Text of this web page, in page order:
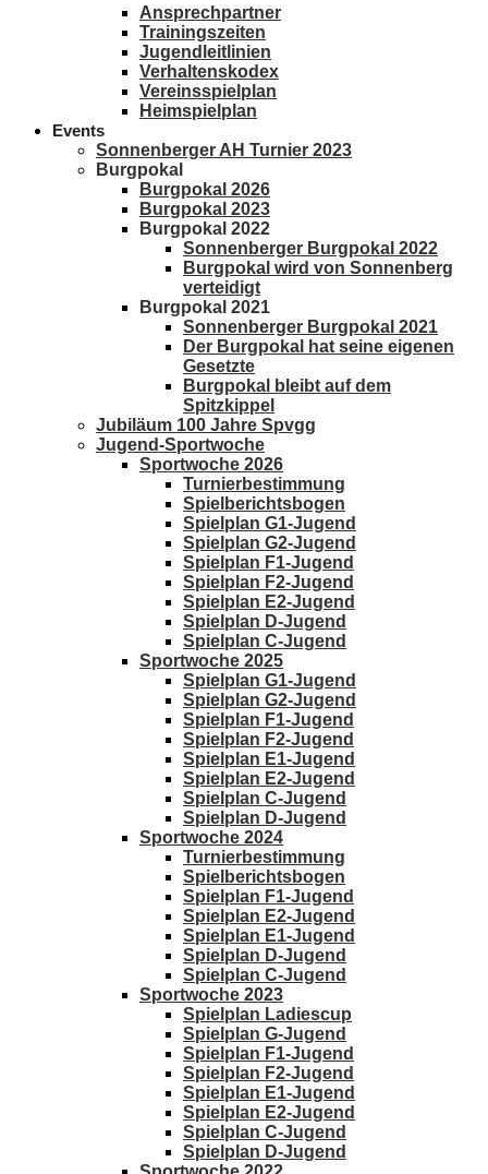
Ansprechpartner
Trainingszeiten
Jugendleitlinien
Verhaltenskodex
Vereinsspielplan
Heimspielplan
Events
Sonnenberger AH Turnier 2023
Burgpokal
Burgpokal 2026
Burgpokal 2023
Burgpokal 2022
Sonnenberger Burgpokal 2022
Burgpokal wird von Sonnenberg
verteidigt
Burgpokal 2021
Sonnenberger Burgpokal 2021
Der Burgpokal hat seine eigenen
Gesetzte
Burgpokal bleibt auf dem
Spitzkippel
Jubiläum 100 Jahre Spvgg
Jugend-Sportwoche
Sportwoche 2026
Turnierbestimmung
Spielberichtsbogen
Spielplan G1-Jugend
Spielplan G2-Jugend
Spielplan F1-Jugend
Spielplan F2-Jugend
Spielplan E2-Jugend
Spielplan D-Jugend
Spielplan C-Jugend
Sportwoche 2025
Spielplan G1-Jugend
Spielplan G2-Jugend
Spielplan F1-Jugend
Spielplan F2-Jugend
Spielplan E1-Jugend
Spielplan E2-Jugend
Spielplan C-Jugend
Spielplan D-Jugend
Sportwoche 2024
Turnierbestimmung
Spielberichtsbogen
Spielplan F1-Jugend
Spielplan E2-Jugend
Spielplan E1-Jugend
Spielplan D-Jugend
Spielplan C-Jugend
Sportwoche 2023
Spielplan Ladiescup
Spielplan G-Jugend
Spielplan F1-Jugend
Spielplan F2-Jugend
Spielplan E1-Jugend
Spielplan E2-Jugend
Spielplan C-Jugend
Spielplan D-Jugend